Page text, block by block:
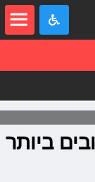
ביותר